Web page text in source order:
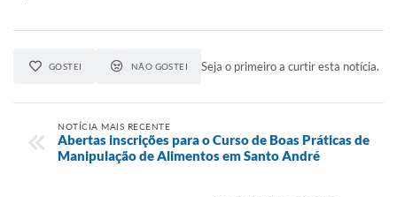
GOSTEI NÃO GOSTEI Seja o primeiro a curtir esta notícia.
NOTÍCIA MAIS RECENTE
Abertas inscrições para o Curso de Boas Práticas de
Manipulação de Alimentos em Santo André